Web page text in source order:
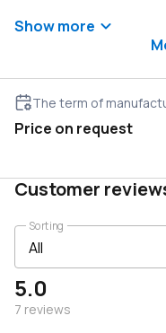
Show more
The term of
Price on request
Customer
5.0
7 reviews
Sorting